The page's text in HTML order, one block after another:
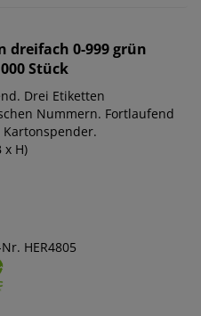
0-999 grün
Stück
Drei Etiketten
Nummern. Fortlaufend
x H)
HER4805